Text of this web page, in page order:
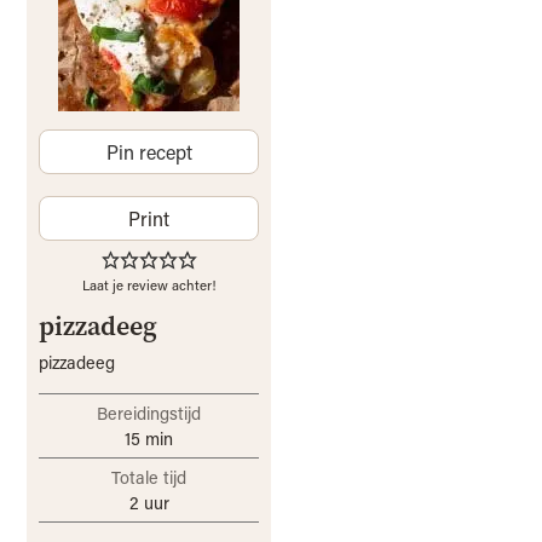
Pin recept
Print
Laat je review achter!
pizzadeeg
pizzadeeg
Bereidingstijd
15 min
Totale tijd
2 uur